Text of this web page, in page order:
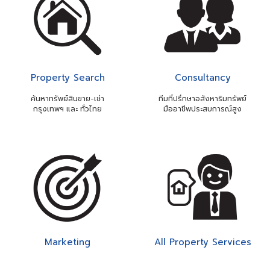
Property Search
ค้นหาทรัพย์สินขาย-เช่า
กรุงเทพฯ และ ทั่วไทย
Consultancy
ทีมที่ปรึกษาอสังหาริมทรัพย์
มืออาชีพประสบการณ์สูง
Marketing All Property Services